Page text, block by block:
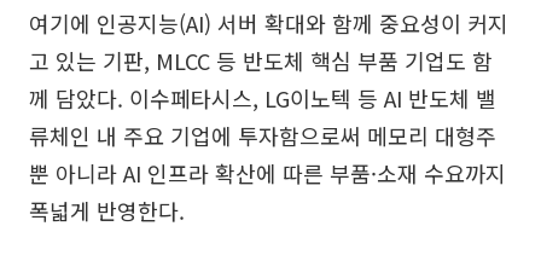
여기에 인공지능(AI) 서버 확대와 함께 중요성이 커지
고 있는 기판, MLCC 등 반도체 핵심 부품 기업도 함
께 담았다. 이수페타시스, LG이노텍 등 AI 반도체 밸
류체인 내 주요 기업에 투자함으로써 메모리 대형주
뿐 아니라 AI 인프라 확산에 따른 부품·소재 수요까지
폭넓게 반영한다.